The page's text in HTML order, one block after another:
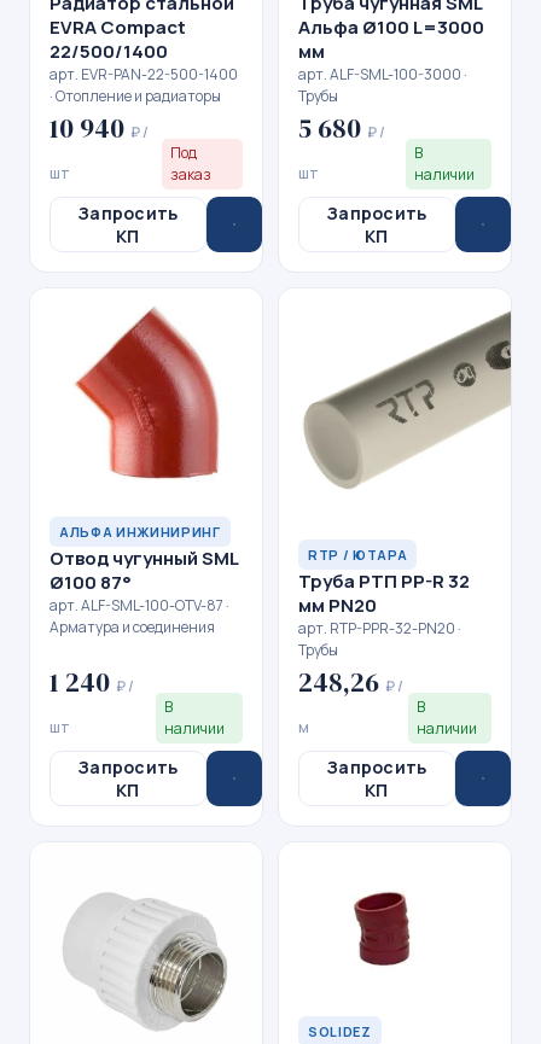
EVRA Compact
22/500/1400
арт. EVR-PAN-22-500-1400
· Отопление и радиаторы
10 940 ₽ /
шт
Под
заказ
Запросить
КП
Альфа Ø100 L=3000
мм
арт. ALF-SML-100-3000 ·
Трубы
5 680 ₽ /
шт
В
наличии
Запросить
КП
АЛЬФА ИНЖИНИРИНГ
Отвод чугунный SML
Ø100 87°
арт. ALF-SML-100-OTV-87 ·
Арматура и соединения
1 240 ₽ /
шт
В
наличии
Запросить
КП
RTP / ЮТАРА
Труба РТП PP-R 32
мм PN20
арт. RTP-PPR-32-PN20 ·
Трубы
248,26 ₽ /
м
В
наличии
Запросить
КП
SOLIDEZ